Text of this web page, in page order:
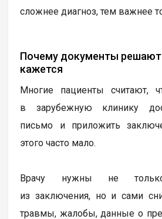
сложнее диагноз, тем важнее
Почему документы
кажется
Многие пациенты считают,
в зарубежную клинику
письмо и приложить
этого часто мало.
Врачу нужны не
из заключения, но и сами
травмы, жалобы, данные о